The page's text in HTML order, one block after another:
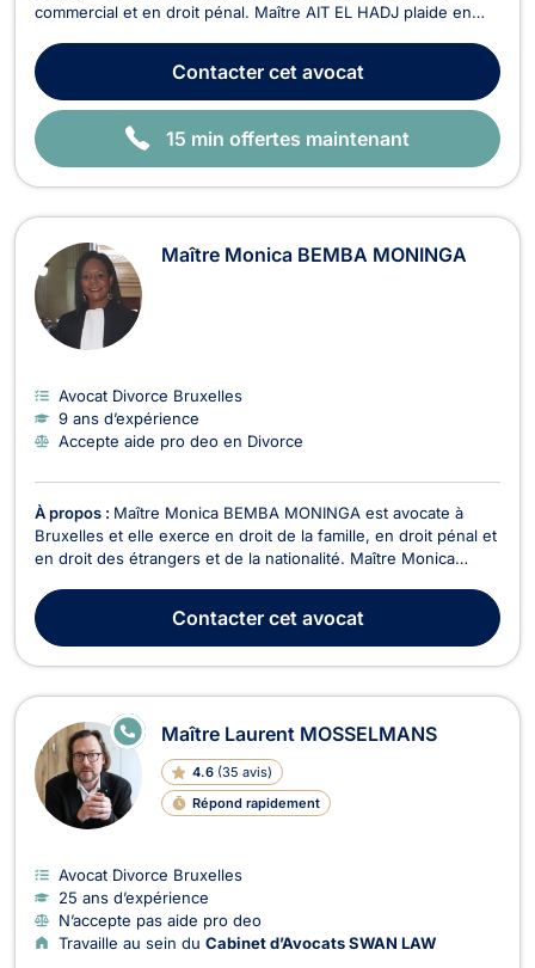
commercial et en droit pénal. Maître AIT EL HADJ plaide en
divorce à l’amiable ou contentieux, aux partages de
succession entre ayants droit, à la co...
Contactercet avocat
15 min offertes maintenant
Maître Monica BEMBA MONINGA
Avocat Divorce Bruxelles
9 ans d’expérience
Accepte aide pro deo en Divorce
À propos : Maître Monica BEMBA MONINGA est avocate à
Bruxelles et elle exerce en droit de la famille, en droit pénal et
en droit des étrangers et de la nationalité. Maître Monica
cadre des divorces contentieux ou à l'amiable, en matière de
cohabitation légale ou de fait, dans le ...
Contactercet avocat
Maître Laurent MOSSELMANS
4.6 (35 avis)
Répond rapidement
E
N
G
N
E
Avocat Divorce Bruxelles
25 ans d’expérience
N’accepte pas aide pro deo
Travaille au sein du Cabinet d’Avocats SWAN LAW